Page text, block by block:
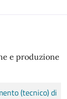
e produzione
(tecnico) di